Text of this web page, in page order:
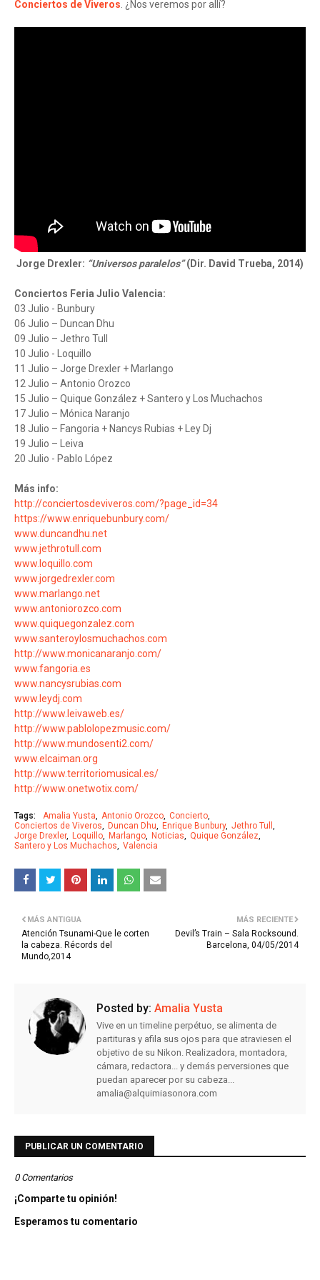
Conciertos de Viveros. ¿Nos veremos por allí?
Jorge Drexler: “Universos paralelos”(Dir. David Trueba, 2014)
Conciertos Feria Julio Valencia:
03 Julio - Bunbury
06 Julio – Duncan Dhu
09 Julio – Jethro Tull
10 Julio - Loquillo
11 Julio – Jorge Drexler + Marlango
12 Julio – Antonio Orozco
15 Julio – Quique González + Santero y Los Muchachos
17 Julio – Mónica Naranjo
18 Julio – Fangoria + Nancys Rubias + Ley Dj
19 Julio – Leiva
20 Julio - Pablo López
Más info:
http://conciertosdeviveros.com/?page_id=34
https://www.enriquebunbury.com/
www.duncandhu.net
www.jethrotull.com
www.loquillo.com
www.jorgedrexler.com
www.marlango.net
www.antoniorozco.com
www.quiquegonzalez.com
www.santeroylosmuchachos.com
http://www.monicanaranjo.com/
www.fangoria.es
www.nancysrubias.com
www.leydj.com
http://www.leivaweb.es/
http://www.pablolopezmusic.com/
http://www.mundosenti2.com/
www.elcaiman.org
http://www.territoriomusical.es/
http://www.onetwotix.com/
Tags: Amalia Yusta Antonio Orozco Concierto
Conciertos de Viveros
Duncan Dhu Enrique Bunbury Jethro Tull
Jorge Drexler
Loquillo Marlango Noticias
Quique González
Santero y Los Muchachos
Valencia
MÁS RECIENTE
Devil’s Train – Sala Rocksound.
Barcelona, 04/05/2014
MÁS ANTIGUA
Atención Tsunami-Que le corten
la cabeza. Récords del
Mundo,2014
Posted by: Amalia Yusta
Vive en un timeline perpétuo, se alimenta de
partituras y afila sus ojos para que atraviesen el
objetivo de su Nikon. Realizadora, montadora,
cámara, redactora... y demás perversiones que
puedan aparecer por su cabeza...
amalia@alquimiasonora.com
PUBLICAR UN COMENTARIO
0 Comentarios
¡Comparte tu opinión!
Esperamos tu comentario